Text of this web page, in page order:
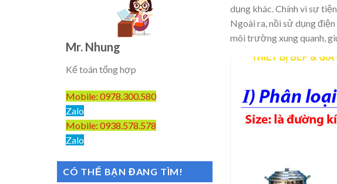
Mr. Nhung
Kế toán tổng hợp
Mobile: 0978.300.580
Zalo
Mobile: 0938.578.578
Zalo
CÓ THỂ BẠN ĐANG TÌM!
dụng khác. Chính vì sự
Ngoài ra, nồi sử dụng
môi trường xung quanh,